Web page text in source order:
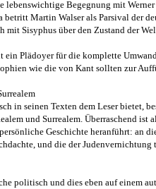
lebenswichtige Begegnung mit
betritt Martin Walser als Parsival der
mit Sisyphus über den Zustand der
Plädoyer für die komplette
wie die von Kant sollten zur
in seinen Texten dem Leser bietet,
und Surrealem. Überraschend ist
Geschichte heranführt: an
und die der Judenvernichtung
politisch und dies eben auf einem